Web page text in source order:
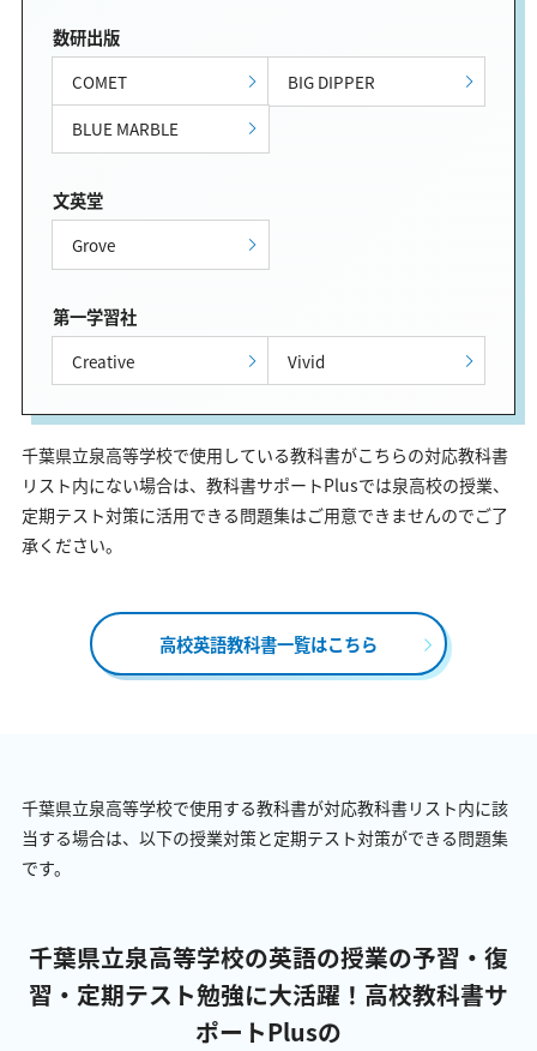
数研出版
COMET
BIG DIPPER
BLUE MARBLE
文英堂
Grove
第一学習社
Creative Vivid
千葉県立泉高等学校で使用している教科書がこちらの対応教科書
リスト内にない場合は、教科書サポートPlusでは泉高校の授業、
定期テスト対策に活用できる問題集はご用意できませんのでご了
承ください。
高校英語教科書一覧はこちら
千葉県立泉高等学校で使用する教科書が対応教科書リスト内に該
当する場合は、以下の授業対策と定期テスト対策ができる問題集
です。
千葉県立泉高等学校の英語の授業の予習・復
習・定期テスト勉強に大活躍！ 高校教科書サ
ポートPlusの